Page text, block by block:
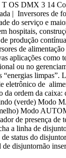
OS DMX 3 14
| Inversores de
do serviço e
hospitais,
produção
de
aplicações como
ou no
“energias limpas”.
eletrônico de
da ordem da caixa:
(verde) Modo
Modo
de presença de
a linha de
status do
disjuntornão